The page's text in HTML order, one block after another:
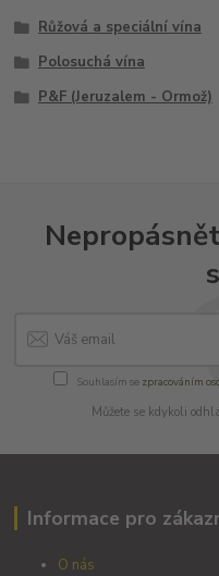
Růžová a speciální vína
Polosuchá vína
P&F (Jeruzalem - Ormož)
Souhlasím se zpracováním
Můžete se kdykoli
Informace pro
O nás